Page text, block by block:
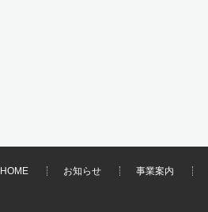
HOME お知らせ 事業案内